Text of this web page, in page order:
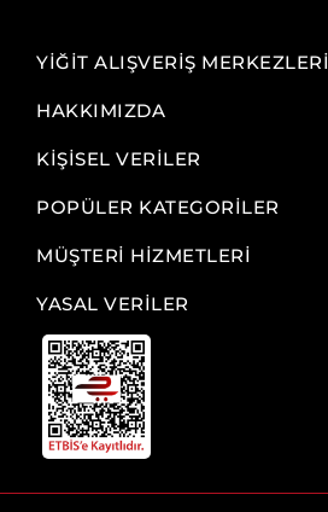
YİĞİT ALIŞVERİŞ MERKEZLERİ
HAKKIMIZDA
KİŞİSEL VERİLER
POPÜLER KATEGORİLER
MÜŞTERİ HİZMETLERİ
YASAL VERİLER